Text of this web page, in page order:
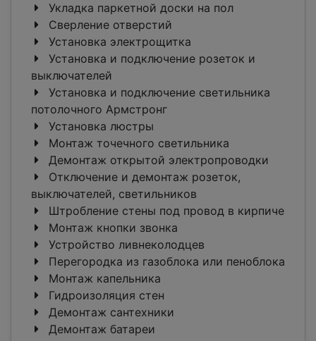
Укладка паркетной доски на пол
Сверление отверстий
Установка электрощитка
Установка и подключение розеток и
выключателей
Установка и подключение светильника
потолочного Армстронг
Установка люстры
Монтаж точечного светильника
Демонтаж открытой электропроводки
Отключение и демонтаж розеток,
выключателей, светильников
Штробление стены под провод в кирпиче
Монтаж кнопки звонка
Устройство ливнеколодцев
Перегородка из газоблока или пеноблока
Монтаж капельника
Гидроизоляция стен
Демонтаж сантехники
Демонтаж батареи